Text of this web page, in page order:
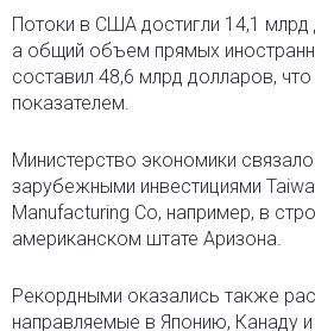
Потоки в США достигли 14,1 млрд
а общий объем прямых
составил 48,6 млрд долларов,
показателем.
Министерство экономики
зарубежными инвестициями
Manufacturing Co, например, в
американском штате Аризона.
Рекордными оказались также
направляемые в Японию, Канаду и